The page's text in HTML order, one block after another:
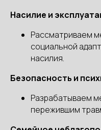
Насилие и
Рассматриваем
социальной
насилия.
Безопасность и
Разрабатываем
пережившим